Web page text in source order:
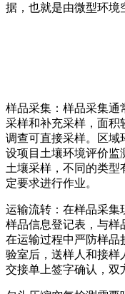
据，也就是由微型环境
样品采集：样品采集通
采样和补充采样，面积
调查可直接采样。区域
设项目土壤环境评价监
土壤采样，不同的类
定要求进行作业。
运输流转：在样品采集
样品信息登记表，与样
在运输过程中严防样品
验室后，送样人和接样
交接单上签字确认，双